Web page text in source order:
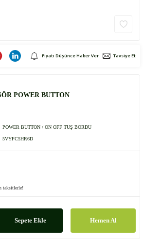
Fiyatı Düşünce Haber Ver Tavsiye Et
POWER BUTTON
POWER BUTTON / ON OFF TUŞ BORDU
5VYFC5HR6D
taksitlerle!
Sepete Ekle Hemen Al